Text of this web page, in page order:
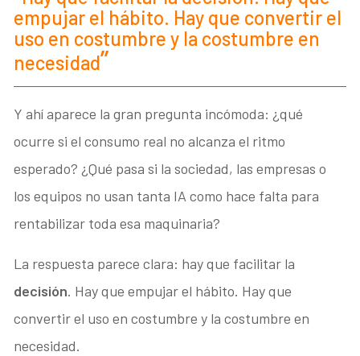
empujar el hábito. Hay que convertir el
uso en costumbre y la costumbre en
necesidad
Y ahí aparece la gran pregunta incómoda: ¿qué
ocurre si el consumo real no alcanza el ritmo
esperado? ¿Qué pasa si la sociedad, las empresas o
los equipos no usan tanta IA como hace falta para
rentabilizar toda esa maquinaria?
La respuesta parece clara: hay que facilitar la
decisión. Hay que empujar el hábito. Hay que
convertir el uso en costumbre y la costumbre en
necesidad.